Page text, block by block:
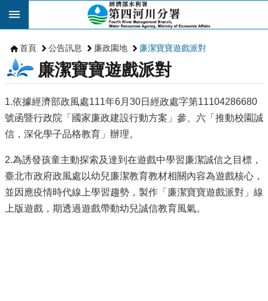
跳到主要內容區塊
首頁 公告訊息 廉政園地 廉潔寶寶遊戲派對
廉潔寶寶遊戲派對
1.依據經濟部政風處111年6月30日經政處字第11104286680
號函暨行政院「國家廉政建設行動方案」參、六「推動校園誠
信，深化學子品格教育」辦理。
2.為誘發孩童主動探索及達到在遊戲中學習廉潔誠信之目標，
臺北市政府政風處以幼兒廉潔教育教材相關內容為遊戲核心，
並因應疫情時代線上學習趨勢，製作「廉潔寶寶遊戲派對」線
上版遊戲，期透過遊戲帶動幼兒誠信教育風氣。